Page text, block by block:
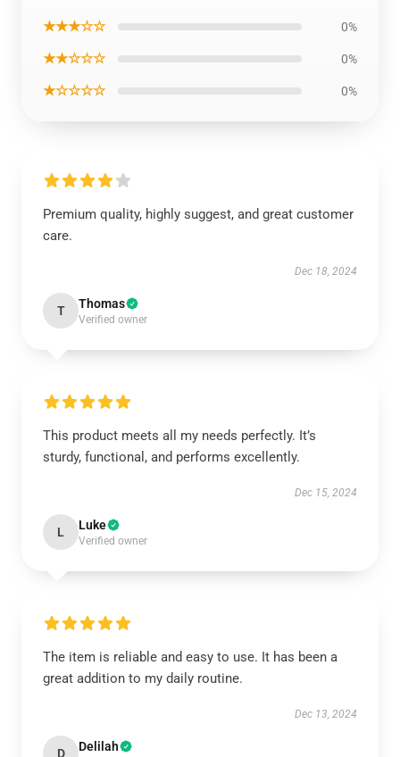
★★★☆☆ 0%
★★☆☆☆ 0%
★☆☆☆☆ 0%
Premium quality, highly suggest, and great customer
care.
Dec 18, 2024
T Thomas
Verified owner
This product meets all my needs perfectly. It’s
sturdy, functional, and performs excellently.
Dec 15, 2024
L Luke
Verified owner
The item is reliable and easy to use. It has been a
great addition to my daily routine.
Dec 13, 2024
D Delilah